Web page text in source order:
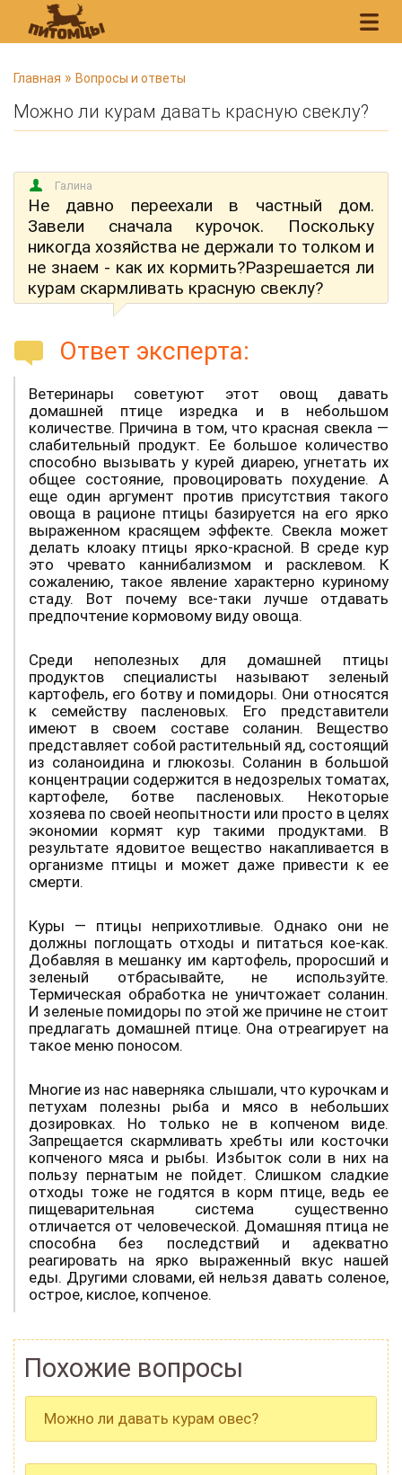
В
ы
з
е
Главная » Вопросы и ответы
Можно ли курам давать красную свеклу?
Галина
Не давно переехали в частный дом.
Завели сначала курочок. Поскольку
никогда хозяйства не держали то толком и
не знаем - как их кормить?Разрешается ли
курам скармливать красную свеклу?
Ответ эксперта:
Ветеринары советуют этот овощ давать
домашней птице изредка и в небольшом
количестве. Причина в том, что красная свекла —
слабительный продукт. Ее большое количество
способно вызывать у курей диарею, угнетать их
общее состояние, провоцировать похудение. А
еще один аргумент против присутствия такого
овоща в рационе птицы базируется на его ярко
выраженном красящем эффекте. Свекла может
делать клоаку птицы ярко-красной. В среде кур
это чревато каннибализмом и расклевом. К
сожалению, такое явление характерно куриному
стаду. Вот почему все-таки лучше отдавать
предпочтение кормовому виду овоща.
Среди неполезных для домашней птицы
продуктов специалисты называют зеленый
картофель, его ботву и помидоры. Они относятся
к семейству пасленовых. Его представители
имеют в своем составе соланин. Вещество
представляет собой растительный яд, состоящий
из соланоидина и глюкозы. Соланин в большой
концентрации содержится в недозрелых томатах,
картофеле, ботве пасленовых. Некоторые
хозяева по своей неопытности или просто в целях
экономии кормят кур такими продуктами. В
результате ядовитое вещество накапливается в
организме птицы и может даже привести к ее
смерти.
Куры — птицы неприхотливые. Однако они не
должны поглощать отходы и питаться кое-как.
Добавляя в мешанку им картофель, проросший и
зеленый отбрасывайте, не используйте.
Термическая обработка не уничтожает соланин.
И зеленые помидоры по этой же причине не стоит
предлагать домашней птице. Она отреагирует на
такое меню поносом.
Многие из нас наверняка слышали, что курочкам и
петухам полезны рыба и мясо в небольших
дозировках. Но только не в копченом виде.
Запрещается скармливать хребты или косточки
копченого мяса и рыбы. Избыток соли в них на
пользу пернатым не пойдет. Слишком сладкие
отходы тоже не годятся в корм птице, ведь ее
пищеварительная система существенно
отличается от человеческой. Домашняя птица не
способна без последствий и адекватно
реагировать на ярко выраженный вкус нашей
еды. Другими словами, ей нельзя давать соленое,
острое, кислое, копченое.
Похожие вопросы
Можно ли давать курам овес?